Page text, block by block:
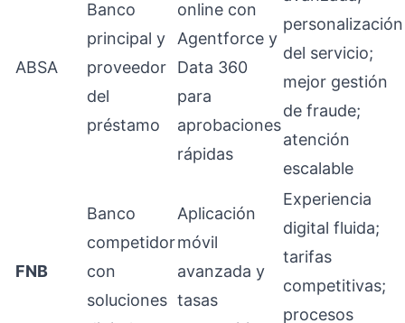
ABSA
Banco
principal y
proveedor
del
préstamo
online con
Agentforce y
Data 360
para
aprobaciones
rápidas
personalización
del servicio;
mejor gestión
de fraude;
atención
escalable
FNB
Banco
competidor
con
soluciones
Aplicación
móvil
avanzada y
tasas
Experiencia
digital fluida;
tarifas
competitivas;
procesos